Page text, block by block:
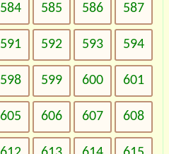
584 585 586 587
591 592 593 594
598 599 600 601
605 606 607 608